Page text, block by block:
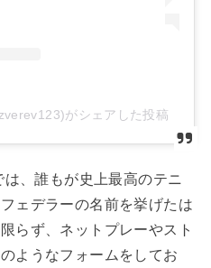
がシェアした投稿
、誰もが史上最高のテニ
ェデラーの名前を挙げたは
らず、ネットプレーやスト
ようなフォームをしてお